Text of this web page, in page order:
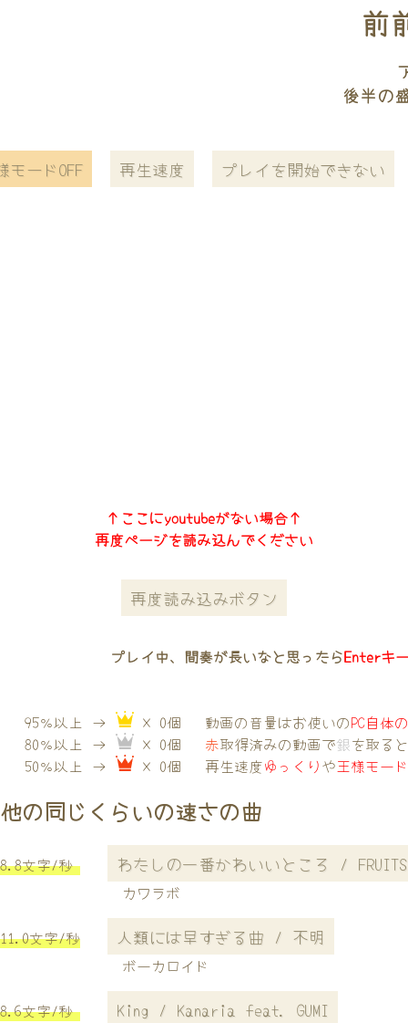
前
後半の
モードOFF 再生速度 プレイを開始できない
↑ここにyoutubeがない場合↑
再度ページを読み込んでください
再度読み込みボタン
プレイ中、間奏が長いなと思ったらEnterキ
95％以上 →
× 0個
80％以上 →
× 0個
50％以上 →
× 0個
動画の音量はお使いのPC自体
赤取得済みの動画で銀を取る
再生速度ゆっくりや王様モー
他の同じくらいの速さの曲
8.8文字/秒 わたしの一番かわいいところ /
カワラボ
11.0文字/秒 人類には早すぎる曲 / 不明
ボーカロイド
8.6文字/秒 King / Kanaria feat. GUMI